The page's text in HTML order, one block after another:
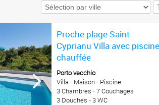
Proche plage Saint
Cyprianu Villa avec piscine
chauffée
Porto vecchio
Villa - Maison - Piscine
3 Chambres - 7 Couchages
3 Douches - 3 WC